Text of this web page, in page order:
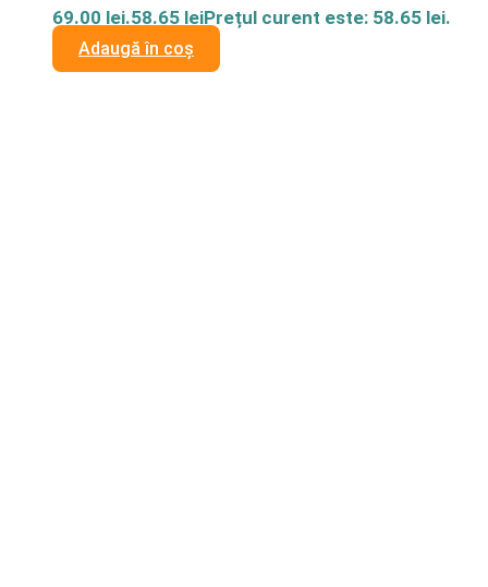
69.00 lei.58.65 leiPrețul curent este: 58.65 lei.
Adaugă în coș